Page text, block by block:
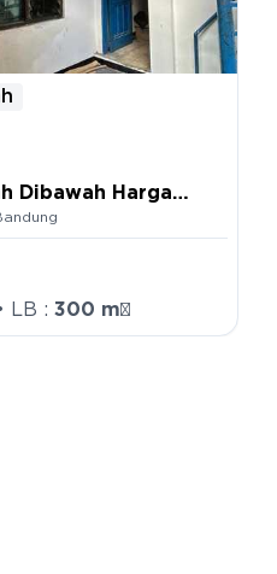
Dibawah Harga
Bkr Sriwijaya
LB : 300 m²